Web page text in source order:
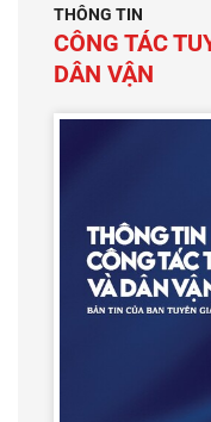
THÔNG TIN
CÔNG TÁC
DÂN VẬN